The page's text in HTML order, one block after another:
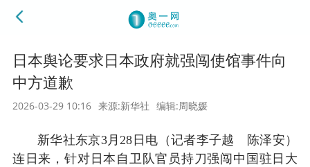
日本舆论要求日本政府就强闯使馆事件向
中方道歉
2026-03-29 10:16 来源:新华社 编辑:周晓媛
新华社东京3月28日电（记者李子越 陈泽安）
连日来，针对日本自卫队官员持刀强闯中国驻日大